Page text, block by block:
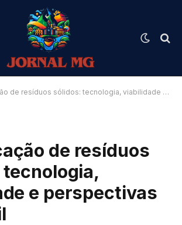
resíduos sólidos: tecnologia, viabilidade e perspectivas no Brasil
de resíduos
e perspectivas